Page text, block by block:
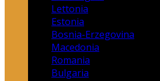
Lettonia
Estonia
Bosnia-Erzegovina
Macedonia
Romania
Bulgaria